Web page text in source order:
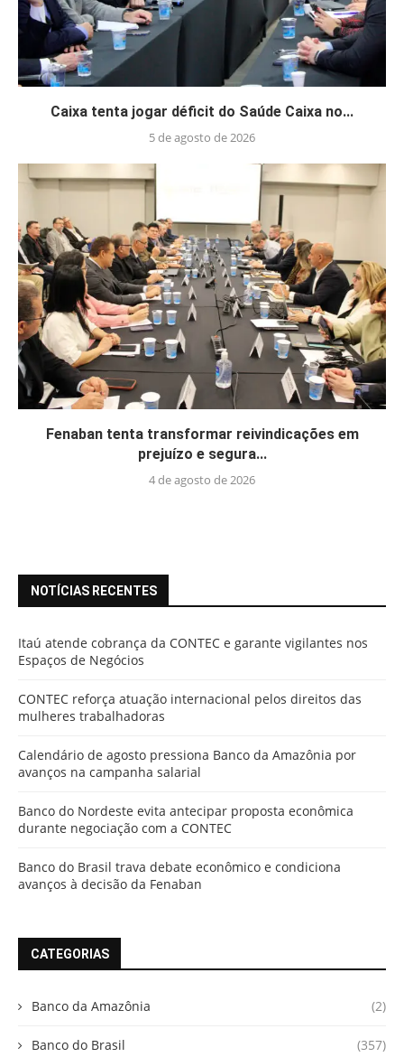
Caixa tenta jogar déficit do Saúde Caixa no...
5 de agosto de 2026
Fenaban tenta transformar reivindicações em
prejuízo e segura...
4 de agosto de 2026
NOTÍCIAS RECENTES
Itaú atende cobrança da CONTEC e garante vigilantes nos
Espaços de Negócios
CONTEC reforça atuação internacional pelos direitos das
mulheres trabalhadoras
Calendário de agosto pressiona Banco da Amazônia por
avanços na campanha salarial
Banco do Nordeste evita antecipar proposta econômica
durante negociação com a CONTEC
Banco do Brasil trava debate econômico e condiciona
avanços à decisão da Fenaban
CATEGORIAS
Banco da Amazônia (2)
Banco do Brasil (357)